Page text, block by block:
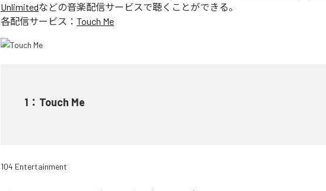
Unlimitedなどの音楽配信サービスで聴くことができる。
各配信サービス： Touch Me
1 ： Touch Me
104 Entertainment